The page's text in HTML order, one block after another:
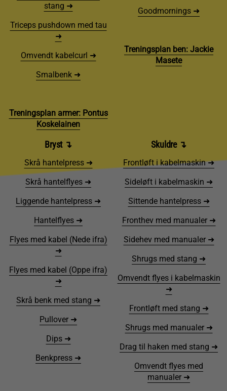
stang ➜
Triceps pushdown med tau
➜
Omvendt kabelcurl ➜
Smalbenk ➜
Treningsplan armer: Pontus
Koskelainen
Goodmornings ➜
Treningsplan ben: Jackie
Masete
Bryst ↴
Skrå hantelpress ➜
Skrå hantelflyes ➜
Liggende hantelpress ➜
Hantelflyes ➜
Flyes med kabel (Nede ifra)
➜
Flyes med kabel (Oppe ifra)
➜
Skrå benk med stang ➜
Pullover ➜
Dips ➜
Benkpress ➜
Skuldre ↴
Frontløft i kabelmaskin ➜
Sideløft i kabelmaskin ➜
Sittende hantelpress ➜
Fronthev med manualer ➜
Sidehev med manualer ➜
Shrugs med stang ➜
Omvendt flyes i kabelmaskin
➜
Frontløft med stang ➜
Shrugs med manualer ➜
Drag til haken med stang ➜
Omvendt flyes med
manualer ➜